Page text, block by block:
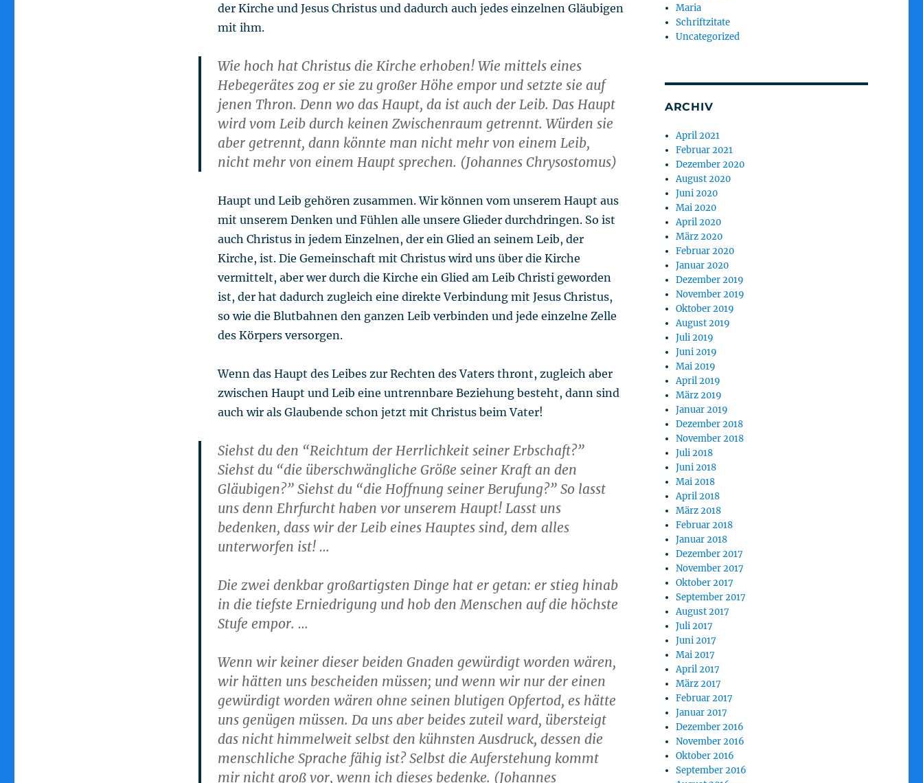
der Kirche und Jesus Christus und dadurch auch jedes einzelnen Gläubigen
mit ihm.
Wie hoch hat Christus die Kirche erhoben! Wie mittels eines
Hebegerätes zog er sie zu großer Höhe empor und setzte sie auf
jenen Thron. Denn wo das Haupt, da ist auch der Leib. Das Haupt
wird vom Leib durch keinen Zwischenraum getrennt. Würden sie
aber getrennt, dann könnte man nicht mehr von einem Leib,
nicht mehr von einem Haupt sprechen. (Johannes Chrysostomus)
Haupt und Leib gehören zusammen. Wir können vom unserem Haupt aus
mit unserem Denken und Fühlen alle unsere Glieder durchdringen. So ist
auch Christus in jedem Einzelnen, der ein Glied an seinem Leib, der
Kirche, ist. Die Gemeinschaft mit Christus wird uns über die Kirche
vermittelt, aber wer durch die Kirche ein Glied am Leib Christi geworden
ist, der hat dadurch zugleich eine direkte Verbindung mit Jesus Christus,
so wie die Blutbahnen den ganzen Leib verbinden und jede einzelne Zelle
des Körpers versorgen.
Wenn das Haupt des Leibes zur Rechten des Vaters thront, zugleich aber
zwischen Haupt und Leib eine untrennbare Beziehung besteht, dann sind
auch wir als Glaubende schon jetzt mit Christus beim Vater!
Siehst du den “Reichtum der Herrlichkeit seiner Erbschaft?”
Siehst du “die überschwängliche Größe seiner Kraft an den
Gläubigen?” Siehst du “die Hoffnung seiner Berufung?” So lasst
uns denn Ehrfurcht haben vor unserem Haupt! Lasst uns
bedenken, dass wir der Leib eines Hauptes sind, dem alles
unterworfen ist! …
Die zwei denkbar großartigsten Dinge hat er getan: er stieg hinab
in die tiefste Erniedrigung und hob den Menschen auf die höchste
Stufe empor. …
Wenn wir keiner dieser beiden Gnaden gewürdigt worden wären,
wir hätten uns bescheiden müssen; und wenn wir nur der einen
gewürdigt worden wären ohne seinen blutigen Opfertod, es hätte
uns genügen müssen. Da uns aber beides zuteil ward, übersteigt
das nicht himmelweit selbst den kühnsten Ausdruck, dessen die
menschliche Sprache fähig ist? Selbst die Auferstehung kommt
mir nicht groß vor, wenn ich dieses bedenke. (Johannes
Maria
Schriftzitate
Uncategorized
ARCHIV
April 2021
Februar 2021
Dezember 2020
August 2020
Juni 2020
Mai 2020
April 2020
März 2020
Februar 2020
Januar 2020
Dezember 2019
November 2019
Oktober 2019
August 2019
Juli 2019
Juni 2019
Mai 2019
April 2019
März 2019
Januar 2019
Dezember 2018
November 2018
Juli 2018
Juni 2018
Mai 2018
April 2018
März 2018
Februar 2018
Januar 2018
Dezember 2017
November 2017
Oktober 2017
September 2017
August 2017
Juli 2017
Juni 2017
Mai 2017
April 2017
März 2017
Februar 2017
Januar 2017
Dezember 2016
November 2016
Oktober 2016
September 2016